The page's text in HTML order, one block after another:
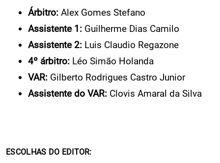
Árbitro: Alex Gomes Stefano
Assistente 1: Guilherme Dias Camilo
Assistente 2: Luis Claudio Regazone
4º árbitro: Léo Simão Holanda
VAR: Gilberto Rodrigues Castro Junior
Assistente do VAR: Clovis Amaral da Silva
ESCOLHAS DO EDITOR